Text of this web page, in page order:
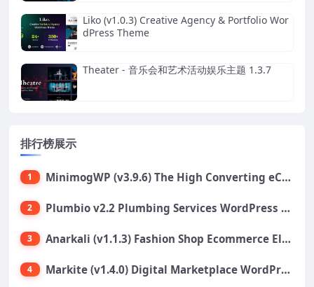
Liko (v1.0.3) Creative Agency & Portfolio Wor
dPress Theme
Theater - 音乐会和艺术活动娱乐主题 1.3.7
排行榜展示
1 MinimogWP (v3.9.6) The High Converting eCommerce WordPress Theme
2 Plumbio v2.2 Plumbing Services WordPress Theme
3 Anarkali (v1.1.3) Fashion Shop Ecommerce Elementor Theme
4 Markite (v1.4.0) Digital Marketplace WordPress Theme